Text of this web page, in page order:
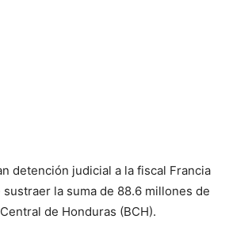
detención judicial a la fiscal Francia
sustraer la suma de 88.6 millones de
de Honduras (BCH).